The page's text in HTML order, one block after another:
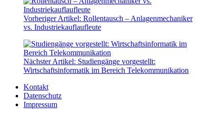
Vorheriger Artikel: Rollentausch – Anlagenmechaniker
vs. Industriekauflaufleute
Nächster Artikel: Studiengänge vorgestellt:
Wirtschaftsinformatik im Bereich Telekommunikation
Kontakt
Datenschutz
Impressum